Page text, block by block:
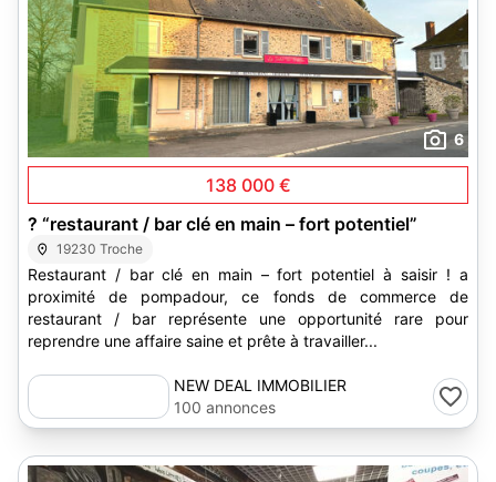
6
138 000 €
? “restaurant / bar clé en main – fort potentiel”
19230 Troche
Restaurant / bar clé en main – fort potentiel à saisir ! a
proximité de pompadour, ce fonds de commerce de
restaurant / bar représente une opportunité rare pour
reprendre une affaire saine et prête à travailler...
NEW DEAL IMMOBILIER
100 annonces